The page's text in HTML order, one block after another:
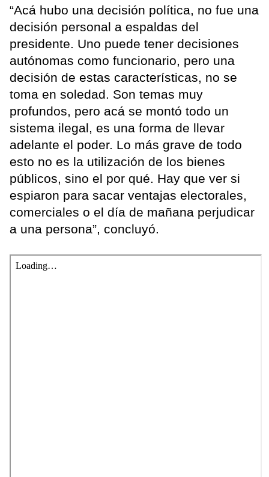
“Acá hubo una decisión política, no fue una
decisión personal a espaldas del
presidente. Uno puede tener decisiones
autónomas como funcionario, pero una
decisión de estas características, no se
toma en soledad. Son temas muy
profundos, pero acá se montó todo un
sistema ilegal, es una forma de llevar
adelante el poder. Lo más grave de todo
esto no es la utilización de los bienes
públicos, sino el por qué. Hay que ver si
espiaron para sacar ventajas electorales,
comerciales o el día de mañana perjudicar
a una persona”, concluyó.